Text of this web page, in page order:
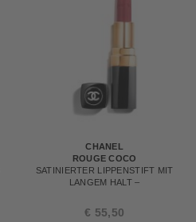
CHANEL
ROUGE COCO
SATINIERTER LIPPENSTIFT MIT
LANGEM HALT –
€ 55,50